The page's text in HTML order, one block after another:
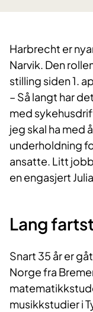
Harbrecht er
Narvik. Den
stilling siden 1.
– Så langt har
med
jeg skal ha med
underholdning
ansatte. Litt
en engasjert
Lang
Snart 35 år er
Norge fra
musikkstudier i